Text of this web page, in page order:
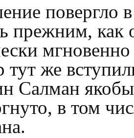
повергло
прежним, как
тут же
Салман
в том